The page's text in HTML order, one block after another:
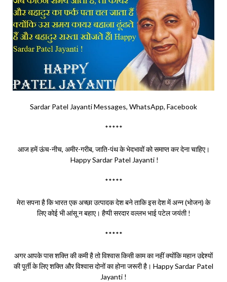
Sardar Patel Jayanti Messages, WhatsApp, Facebook
*****
आज हमें ऊंच-नीच, अमीर-गरीब, जाति-पंथ के भेदभावों को समाप्त कर देना चाहिए।
Happy Sardar Patel Jayanti !
*****
मेरा सपना है कि भारत एक अच्छा उत्पादक देश बने ताकि इस देश में अन्न (भोजन) के
लिए कोई भी आंसू न बहाए। हैप्पी सरदार वल्लभ भाई पटेल जयंती !
*****
अगर आपके पास शक्ति की कमी है तो विश्वास किसी काम का नहीं क्योंकि महान उद्देश्यों
की पूर्ती के लिए शक्ति और विश्वास दोनों का होना जरूरी है। Happy Sardar Patel
Jayanti !